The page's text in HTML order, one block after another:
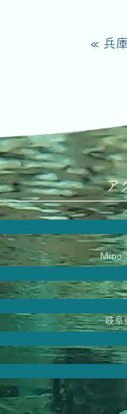
« 兵
ア
Mino
岐阜